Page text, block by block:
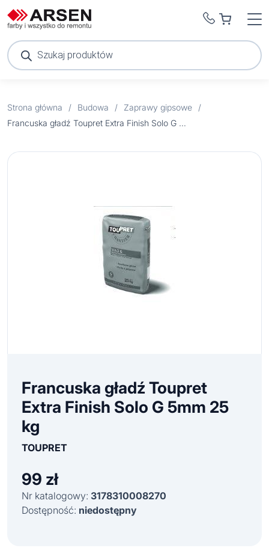
Wyszukiwarka
produktów
Strona główna / Budowa / Zaprawy gipsowe
/
Francuska gładź Toupret Extra Finish Solo G 5mm 25 kg
Francuska gładź Toupret
Extra Finish Solo G 5mm 25
kg
TOUPRET
99 zł
Nr katalogowy: 3178310008270
Dostępność: niedostępny